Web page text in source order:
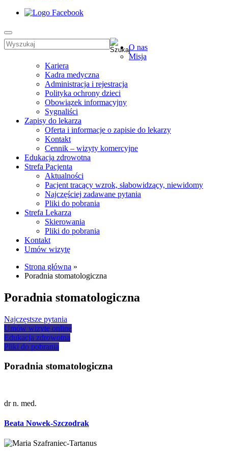
O nas
Misja
Kariera
Kadra medyczna
Administracja i rejestracja
Polityka ochrony dzieci
Obowiązek informacyjny
Sygnaliści
Zapisy do lekarza
Oferta i informacje o zapisie do lekarzy
Kontakt
Cennik – wizyty komercyjne
Edukacja zdrowotna
Strefa Pacjenta
Aktualności
Pacjent tracący wzrok, słabowidzący, niewidomy
Najczęściej zadawane pytania
Pliki do pobrania
Strefa Lekarza
Skierowania
Pliki do pobrania
Kontakt
Umów wizytę
Strona główna »
Poradnia stomatologiczna
Poradnia stomatologiczna
Najczęstsze pytania
Umów wizytę online
Edukacja zdrowotna
Pliki do pobrania
Poradnia stomatologiczna
dr n. med.
Beata Nowek-Szczodrak